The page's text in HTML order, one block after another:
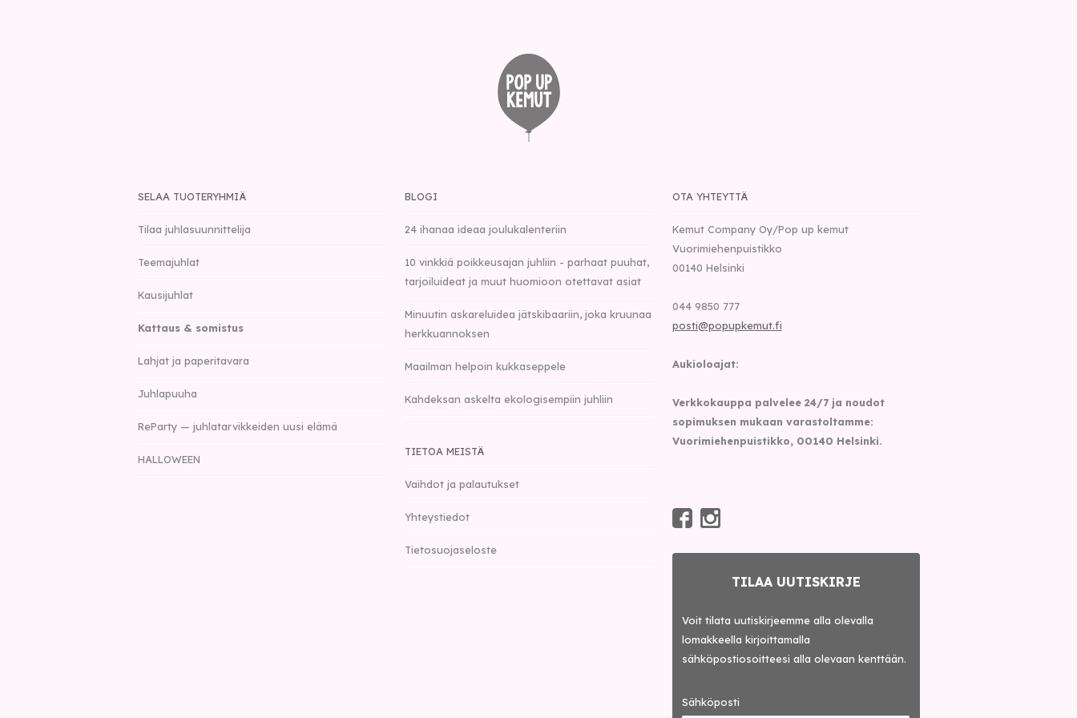
SELAA TUOTERYHMIÄ
Tilaa juhlasuunnittelija
Teemajuhlat
Kausijuhlat
Kattaus & somistus
Lahjat ja paperitavara
Juhlapuuha
ReParty — juhlatarvikkeiden uusi elämä
HALLOWEEN
BLOGI
24 ihanaa ideaa joulukalenteriin
10 vinkkiä poikkeusajan juhliin - parhaat puuhat,
tarjoiluideat ja muut huomioon otettavat asiat
Minuutin askareluidea jätskibaariin, joka kruunaa
herkkuannoksen
Maailman helpoin kukkaseppele
Kahdeksan askelta ekologisempiin juhliin
TIETOA MEISTÄ
Vaihdot ja palautukset
Yhteystiedot
Tietosuojaseloste
OTA YHTEYTTÄ
Kemut Company Oy/Pop up kemut
Vuorimiehenpuistikko
00140 Helsinki
044 9850 777
posti@popupkemut.fi
Aukioloajat:
Verkkokauppa palvelee 24/7 ja noudot
sopimuksen mukaan varastoltamme:
Vuorimiehenpuistikko, 00140 Helsinki.
TILAA UUTISKIRJE
Voit tilata uutiskirjeemme alla olevalla
lomakkeella kirjoittamalla
sähköpostiosoitteesi alla olevaan kenttään.
Sähköposti